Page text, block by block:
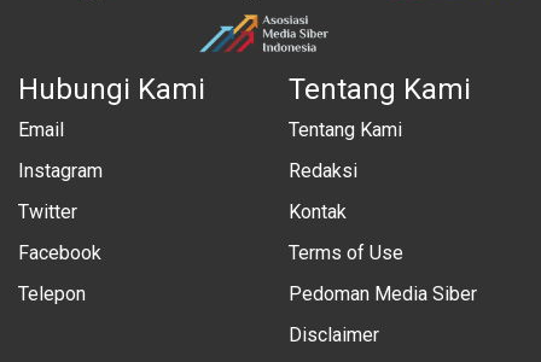
Hubungi Kami
Email
Instagram
Twitter
Facebook
Telepon
Tentang Kami
Tentang Kami
Redaksi
Kontak
Terms of Use
Pedoman Media Siber
Disclaimer